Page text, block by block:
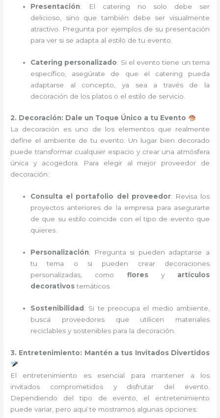
Presentación: El catering no solo debe ser
delicioso, sino que también debe ser visualmente
atractivo. Pregunta por ejemplos de su presentación
para ver si se adapta al estilo de tu evento.
Catering personalizado: Si el evento tiene un tema
específico, asegúrate de que el catering pueda
adaptarse al concepto, ya sea a través de la
decoración de los platos o el estilo de servicio.
2. Decoración: Dale un Toque Único a tu Evento
La decoración es uno de los elementos que realmente
define el ambiente de tu evento. Un lugar bien decorado
puede transformar cualquier espacio y crear una atmósfera
única y acogedora. Para elegir al mejor proveedor de
decoración:
Consulta el portafolio del proveedor: Revisa los
proyectos anteriores de la empresa para asegurarte
de que su estilo coincide con el tipo de evento que
quieres.
Personalización: Pregunta si pueden adaptarse a
tu tema o si pueden crear decoraciones
personalizadas, como floresy artículos
decorativostemáticos.
Sostenibilidad : Si te preocupa el medio ambiente,
busca proveedores que utilicen materiales
reciclables y sostenibles para la decoración.
3. Entretenimiento: Mantén a tus Invitados Divertidos
El entretenimiento es esencial para mantener a los
invitados comprometidos y disfrutar del evento.
Dependiendo del tipo de evento, el entretenimiento
puede variar, pero aquí te mostramos algunas opciones: